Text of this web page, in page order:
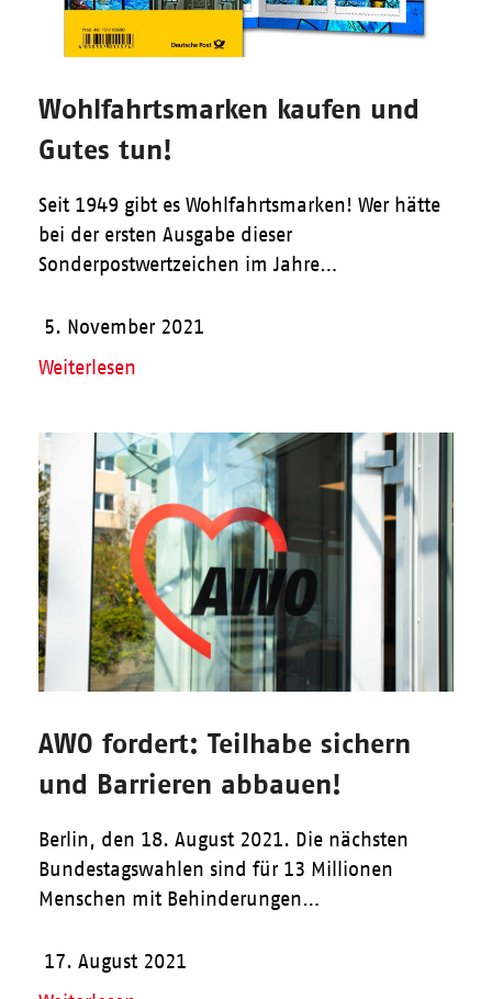
Wohlfahrtsmarken kaufen und
Gutes tun!
Seit 1949 gibt es Wohlfahrtsmarken! Wer hätte
bei der ersten Ausgabe dieser
Sonderpostwertzeichen im Jahre…
5. November 2021
Weiterlesen
AWO fordert: Teilhabe sichern
und Barrieren abbauen!
Berlin, den 18. August 2021. Die nächsten
Bundestagswahlen sind für 13 Millionen
Menschen mit Behinderungen…
17. August 2021